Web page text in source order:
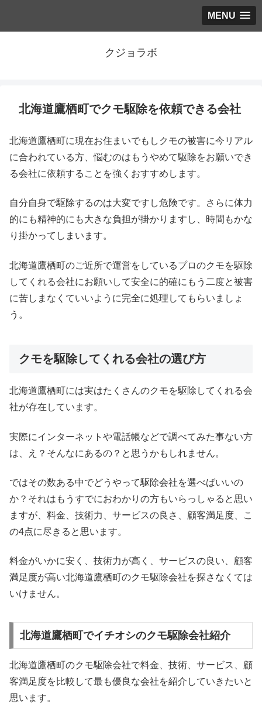
MENU
クジョラボ
北海道鷹栖町でクモ駆除を依頼できる会社
北海道鷹栖町に現在お住まいでもしクモの被害に今リアル
に合われている方、悩むのはもうやめて駆除をお願いでき
る会社に依頼することを強くおすすめします。
自分自身で駆除するのは大変ですし危険です。さらに体力
的にも精神的にも大きな負担が掛かりますし、時間もかな
り掛かってしまいます。
北海道鷹栖町のご近所で運営をしているプロのクモを駆除
してくれる会社にお願いして安全に的確にもう二度と被害
に苦しまなくていいように完全に処理してもらいましょ
う。
クモを駆除してくれる会社の選び方
北海道鷹栖町には実はたくさんのクモを駆除してくれる会
社が存在しています。
実際にインターネットや電話帳などで調べてみた事ない方
は、え？そんなにあるの？と思うかもしれません。
ではその数ある中でどうやって駆除会社を選べばいいの
か？それはもうすでにおわかりの方もいらっしゃると思い
ますが、料金、技術力、サービスの良さ、顧客満足度、こ
の4点に尽きると思います。
料金がいかに安く、技術力が高く、サービスの良い、顧客
満足度が高い北海道鷹栖町のクモ駆除会社を探さなくては
いけません。
北海道鷹栖町でイチオシのクモ駆除会社紹介
北海道鷹栖町のクモ駆除会社で料金、技術、サービス、顧
客満足度を比較して最も優良な会社を紹介していきたいと
思います。